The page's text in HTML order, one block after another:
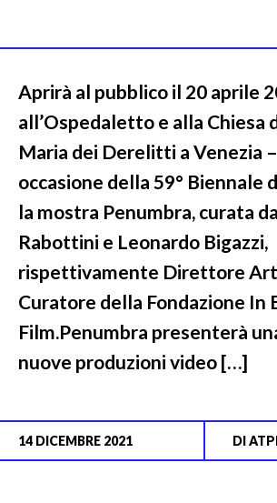
Aprirà al pubblico il 20 aprile
all’Ospedaletto e alla Chiesa
Maria dei Derelitti a Venezia
occasione della 59° Biennale
la mostra Penumbra, curata
Rabottini e Leonardo Bigazzi,
rispettivamente Direttore
Curatore della Fondazione In
Film.Penumbra presenterà
nuove produzioni video […]
14 DICEMBRE 2021 DI